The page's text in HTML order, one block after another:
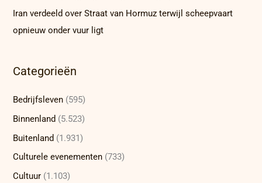
Iran verdeeld over Straat van Hormuz terwijl scheepvaart
opnieuw onder vuur ligt
Categorieën
Bedrijfsleven (595)
Binnenland (5.523)
Buitenland (1.931)
Culturele evenementen (733)
Cultuur (1.103)